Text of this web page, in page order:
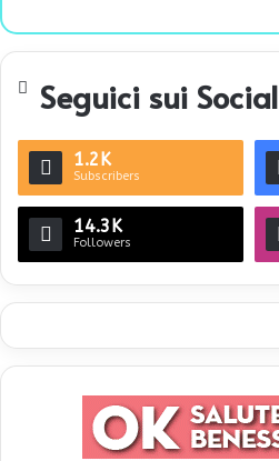
Seguici sui Social
1.2K
Subscribers
14.3K
Followers